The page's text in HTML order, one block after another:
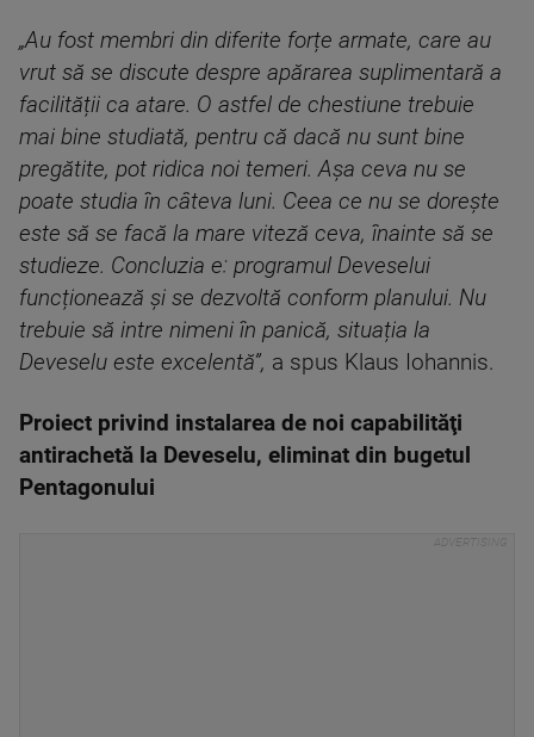
„Au fost membri din diferite forțe armate, care au
vrut să se discute despre apărarea suplimentară a
facilității ca atare. O astfel de chestiune trebuie
mai bine studiată, pentru că dacă nu sunt bine
pregătite, pot ridica noi temeri. Așa ceva nu se
poate studia în câteva luni. Ceea ce nu se dorește
este să se facă la mare viteză ceva, înainte să se
studieze. Concluzia e: programul Deveselui
funcționează și se dezvoltă conform planului. Nu
trebuie să intre nimeni în panică, situația la
Deveselu este excelentă”, a spus Klaus Iohannis.
Proiect privind instalarea de noi capabilităţi
antirachetă la Deveselu, eliminat din bugetul
Pentagonului